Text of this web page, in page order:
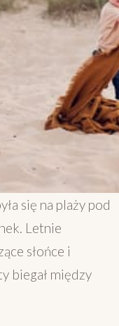
się na plaży pod
Letnie
słońce i
biegał między